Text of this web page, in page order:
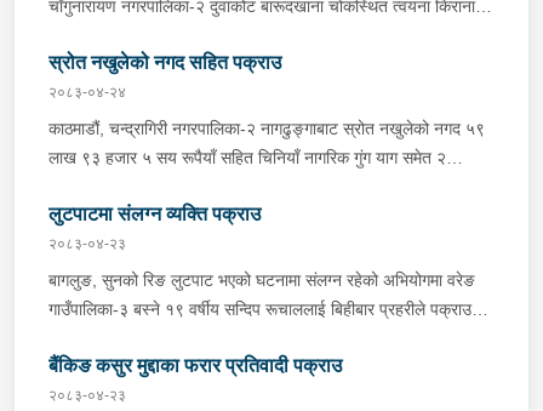
प्रहरीले आवश्यक अनुसन्धान गरिरहेको छ ।
चाँगुनारायण नगरपालिका-‍२ दुवाकोट बारूदखाना चोकस्थित त्वयना किराना
पक्राउ गरेको छ । तुलसीरामले उपभोक्ताहरूलाई एलपी ग्यास प्रति
सिलिण्डर ७ हजार रूपैयाँको दरले विक्री वितरण गरेको भन्ने खबर प्राप्त
हुनासाथ जिल्ला प्रहरी परिसर भक्तपुरबाट खटिएको प्रहरीले उनलाई पक्राउ
गरेको हो ।यस सम्बन्धमा प्रहरीले आवश्यक अनुसन्धान गरिरहेको छ ।
स्रोत नखुलेको नगद सहित पक्राउ
२०८३-०४-२४
काठमाडौं, चन्द्रागिरी नगरपालिका-२ नागढुङ्गाबाट स्रोत नखुलेको नगद ५९
लाख ९३ हजार ५ सय रूपैयाँ सहित चिनियाँ नागरिक गुंग याग समेत २
नागढुङ्गाबाट खटिएको प्रहरीले सप्तरीबाट काठमाडौंतर्फ आउँदै गरेको ज.१ च
१६६४ नम्बरको स्कारपियोलाई जाँच गर्दा उक्त नगद फेला पारी स्कारपियोमा
सवार उनीहरूलाई पक्राउ गरेको हो । यस सम्बन्धमा प्रहरीले आवश्यक
अनुसन्धान गरिरहेको छ ।
लुटपाटमा संलग्न व्यक्ति पक्राउ
२०८३-०४-२३
बागलुङ, सुनको रिङ लुटपाट भएको घटनामा संलग्न रहेको अभियोगमा वरेङ
गाउँपालिका-३ बस्ने १९ वर्षीय सन्दिप रूचाललाई बिहीबार प्रहरीले पक्राउ
धाक धम्की दिई सुनको रिङ लुटेको भन्ने खबर प्राप्त हुनासाथ इलाका प्रहरी
कार्यालय वरेङबाट खटिएको प्रहरीले उनलाई पक्राउ गरेको हो । उनी उपर
बैंकिङ कसुर मुद्दाका फरार प्रतिवादी पक्राउ
२०८३-०४-२३